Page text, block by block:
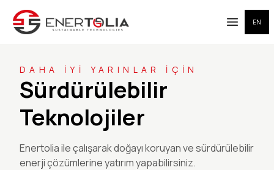
OpenEN
DAHA İYİ YARINLAR İÇİN
Sürdürülebilir
Teknolojiler
Enertolia ile çalışarak doğayı koruyan ve sürdürülebilir
enerji çözümlerine yatırım yapabilirsiniz.